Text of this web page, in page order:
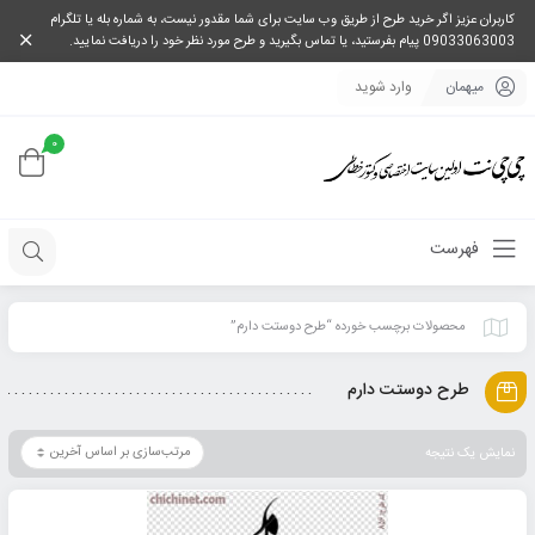
کاربران عزیز اگر خرید طرح از طریق وب سایت برای شما مقدور نیست، به شماره بله یا تلگرام
09033063003 پیام بفرستید، یا تماس بگیرید و طرح مورد نظر خود را دریافت نمایید.
میهمان وارد شوید
0
فهرست
محصولات برچسب خورده “طرح دوستت دارم”
طرح دوستت دارم
نمایش یک نتیجه